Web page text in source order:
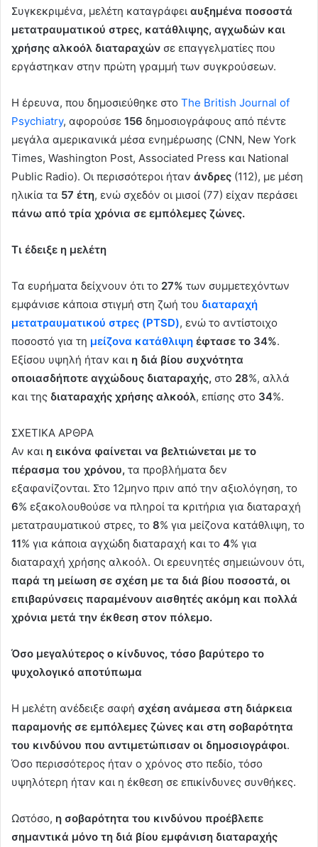
Συγκεκριμένα, μελέτη καταγράφει αυξημένα ποσοστά
μετατραυματικού στρες, κατάθλιψης, αγχωδών και
χρήσης αλκοόλ διαταραχών σε επαγγελματίες που
εργάστηκαν στην πρώτη γραμμή των συγκρούσεων.
Η έρευνα, που δημοσιεύθηκε στο The British Journal of
Psychiatry, αφορούσε 156 δημοσιογράφους από πέντε
μεγάλα αμερικανικά μέσα ενημέρωσης (CNN, New York
Times, Washington Post, Associated Press και National
Public Radio). Οι περισσότεροι ήταν άνδρες (112), με μέση
ηλικία τα 57 έτη, ενώ σχεδόν οι μισοί (77) είχαν περάσει
πάνω από τρία χρόνια σε εμπόλεμες ζώνες.
Τι έδειξε η μελέτη
Τα ευρήματα δείχνουν ότι το 27% των συμμετεχόντων
εμφάνισε κάποια στιγμή στη ζωή του διαταραχή
μετατραυματικού στρες (PTSD), ενώ το αντίστοιχο
ποσοστό για τη μείζονα κατάθλιψη έφτασε το 34%.
Εξίσου υψηλή ήταν και η διά βίου συχνότητα
οποιασδήποτε αγχώδους διαταραχής, στο 28%, αλλά
και της διαταραχής χρήσης αλκοόλ, επίσης στο 34%.
ΣΧΕΤΙΚΑ ΑΡΘΡΑ
Αν και η εικόνα φαίνεται να βελτιώνεται με το
πέρασμα του χρόνου, τα προβλήματα δεν
εξαφανίζονται. Στο 12μηνο πριν από την αξιολόγηση, το
6% εξακολουθούσε να πληροί τα κριτήρια για διαταραχή
μετατραυματικού στρες, το 8% για μείζονα κατάθλιψη, το
11% για κάποια αγχώδη διαταραχή και το 4% για
διαταραχή χρήσης αλκοόλ. Οι ερευνητές σημειώνουν ότι,
παρά τη μείωση σε σχέση με τα διά βίου ποσοστά, οι
επιβαρύνσεις παραμένουν αισθητές ακόμη και πολλά
χρόνια μετά την έκθεση στον πόλεμο.
Όσο μεγαλύτερος ο κίνδυνος, τόσο βαρύτερο το
ψυχολογικό αποτύπωμα
Η μελέτη ανέδειξε σαφή σχέση ανάμεσα στη διάρκεια
παραμονής σε εμπόλεμες ζώνες και στη σοβαρότητα
του κινδύνου που αντιμετώπισαν οι δημοσιογράφοι.
Όσο περισσότερος ήταν ο χρόνος στο πεδίο, τόσο
υψηλότερη ήταν και η έκθεση σε επικίνδυνες συνθήκες.
Ωστόσο, η σοβαρότητα του κινδύνου προέβλεπε
σημαντικά μόνο τη διά βίου εμφάνιση διαταραχής